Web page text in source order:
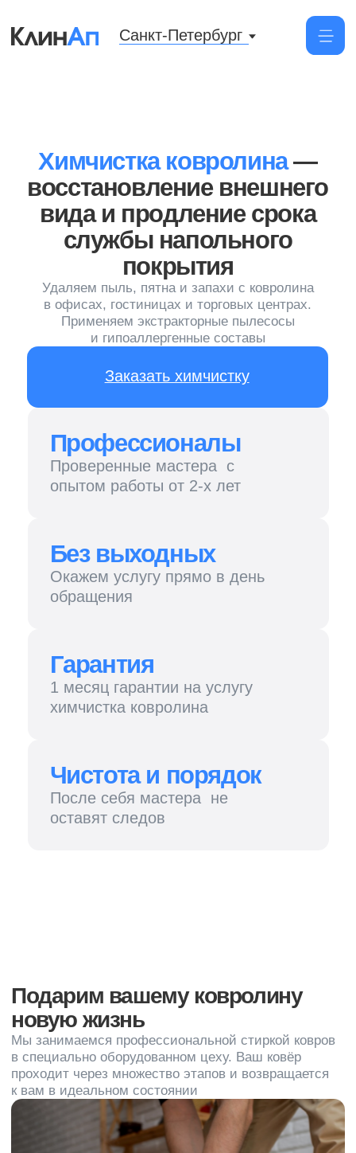
вида и продление срока
службы напольного
покрытия
в офисах, гостиницах и торговых центрах.
Применяем экстракторные пылесосы
и гипоаллергенные составы
Заказать химчистку
Профессионалы
Проверенные мастера с
опытом работы от 2-х лет
Окажем услугу прямо в день
Гарантия
1 месяц гарантии на услугу
Чистота и порядок
После себя мастера не
оставят следов
Подарим вашему ковролину
проходит через множество этапов и возвращается
к вам в идеальном состоянии
CleanUpCompany –
качественные услуги от
команды профессионалов
Мы берем на себя вопросы чистоты, чтобы
вашим клиентам было приятно к вам